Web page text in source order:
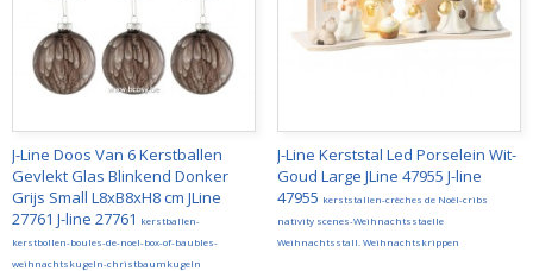
J-Line Doos Van 6 Kerstballen
Gevlekt Glas Blinkend Donker
Grijs Small L8xB8xH8 cm JLine
27761 J-line 27761 kerstballen-
kerstbollen-boules-de-noel-box-of-baubles-
weihnachtskugeln-christbaumkugeln
J-Line Kerststal Led Porselein Wit-
Goud Large JLine 47955 J-line
47955 kerststallen-crèches de Noël-cribs
nativity scenes-Weihnachtsstaelle
Weihnachtsstall. Weihnachtskrippen